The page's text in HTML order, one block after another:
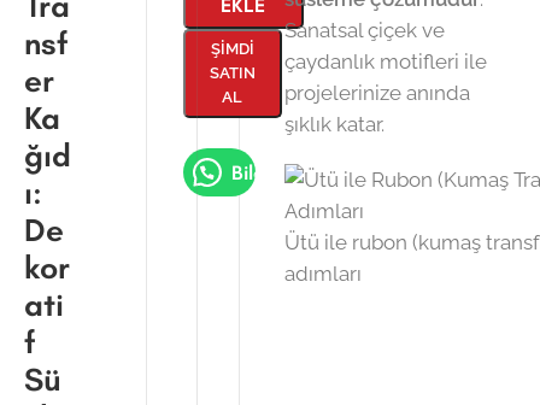
nsf
er
Ka
ğıd
ı:
De
kor
ati
f
Sü
EKLE
ŞIMDI
SATIN
AL
Bilgi Al
Sanatsal çiçek ve
çaydanlık motifleri ile
projelerinize anında
şıklık katar.
Ütü ile rubon (kumaş
adımları